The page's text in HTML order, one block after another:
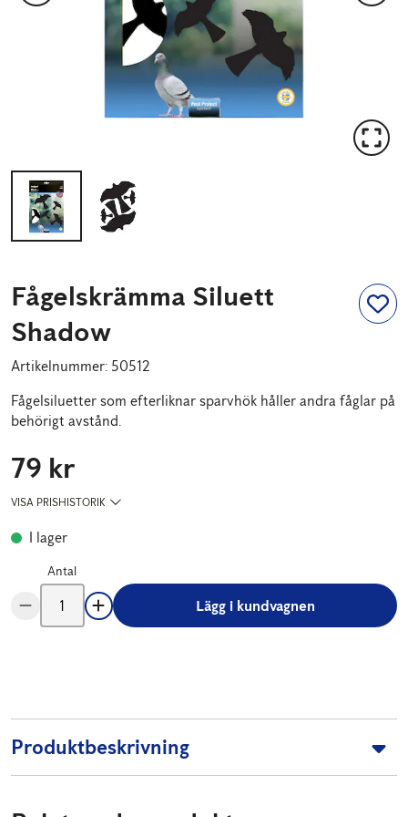
Fågelskrämma Siluett
Shadow
Artikelnummer: 50512
Fågelsiluetter som efterliknar sparvhök håller andra fåglar på
behörigt avstånd.
Pris: 79 kr
79 kr
VISA PRISHISTORIK
I lager
Antal
Lägg i kundvagnen
Produktbeskrivning